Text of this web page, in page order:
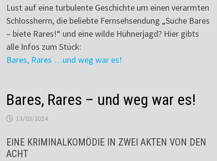
Lust auf eine turbulente Geschichte um einen verarmten
Schlossherrn, die beliebte Fernsehsendung „Suche Bares
– biete Rares!“ und eine wilde Hühnerjagd? Hier gibts
alle Infos zum Stück:
Bares, Rares …und weg war es!
Bares, Rares – und weg war es!
13/03/2024
EINE KRIMINALKOMÖDIE IN ZWEI AKTEN VON DEN
ACHT